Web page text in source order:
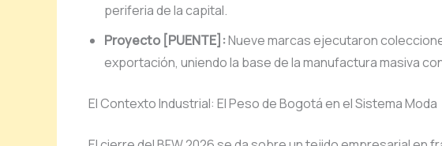
periferia de la capital.
Proyecto [PUENTE]:Nueve marcas ejecutaron
exportación, uniendo la base de la manufactura masiva
El Contexto Industrial: El Peso de Bogotá en el Sistema Moda